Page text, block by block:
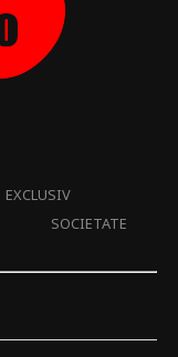
EXCLUSIV
SOCIETATE